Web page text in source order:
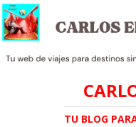
TU BLOG